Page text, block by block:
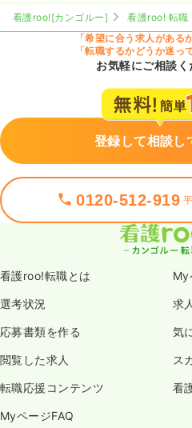
看護roo![カンゴルー] 看護roo! 転職
「希望に合う求人がある
「転職するかどうか迷っ
お気軽にご相談く
登録して相談し
0120-512-919
看護roo!転職とは My
選考状況 求
応募書類を作る 気
閲覧した求人 ス
転職応援コンテンツ 看
MyページFAQ